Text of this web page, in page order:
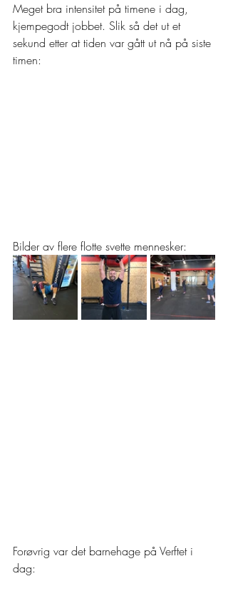
Meget bra intensitet på timene i dag,
kjempegodt jobbet. Slik så det ut et
sekund etter at tiden var gått ut nå på siste
timen:
Bilder av flere flotte svette mennesker:
Forøvrig var det barnehage på Verftet i
dag: